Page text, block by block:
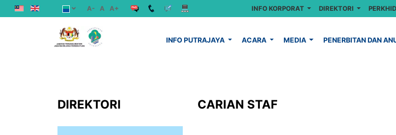
A- A A+ INFO KORPORAT DIREKTORI
INFO PUTRAJAYA ACARA MEDIA PENERBITAN DAN
DIREKTORI CARIAN STAF